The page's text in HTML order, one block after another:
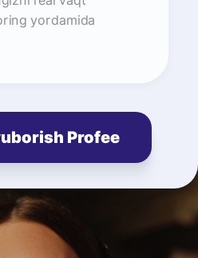
yordamida
Profee